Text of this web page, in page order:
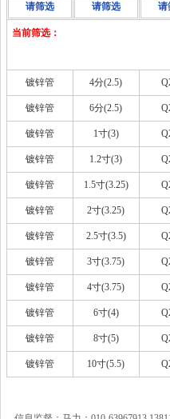
请筛选 请筛选 请
当前筛选：
镀锌管 4分(2.5)
镀锌管 6分(2.5)
镀锌管 1寸(3)
镀锌管 1.2寸(3)
镀锌管 1.5寸(3.25)
镀锌管 2寸(3.25)
镀锌管 2.5寸(3.5)
镀锌管 3寸(3.75)
镀锌管 4寸(3.75)
镀锌管 6寸(4)
镀锌管 8寸(5)
镀锌管 10寸(5.5)